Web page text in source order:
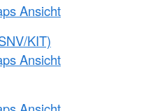
Ansicht
KIT)
Ansicht